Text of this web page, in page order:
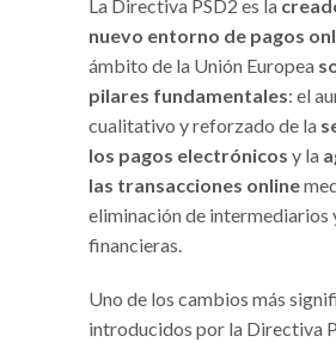
La Directiva PSD2 es la
nuevo entorno de pagos
ámbito de la Unión Europea
pilares fundamentales: el
cualitativo y reforzado de la
los pagos electrónicos y la
las transacciones online
eliminación de intermediarios
financieras.
Uno de los cambios más
introducidos por la Directiva